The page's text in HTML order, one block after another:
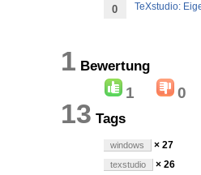
0 TeXstudio:
1
1 0
13 Tags
windows × 27
texstudio × 26